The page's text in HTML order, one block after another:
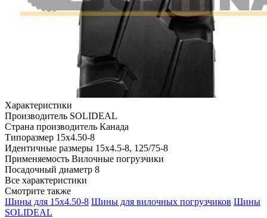
Характеристики
Производитель SOLIDEAL
Страна производитель Канада
Типоразмер 15x4.50-8
Идентичные размеры 15x4.5-8, 125/75-8
Применяемость Вилочные погрузчики
Посадочный диаметр 8
Все характеристики
Смотрите также
Шины для 15x4.50-8 Шины для вилочных погрузчиков Шины
SOLIDEAL